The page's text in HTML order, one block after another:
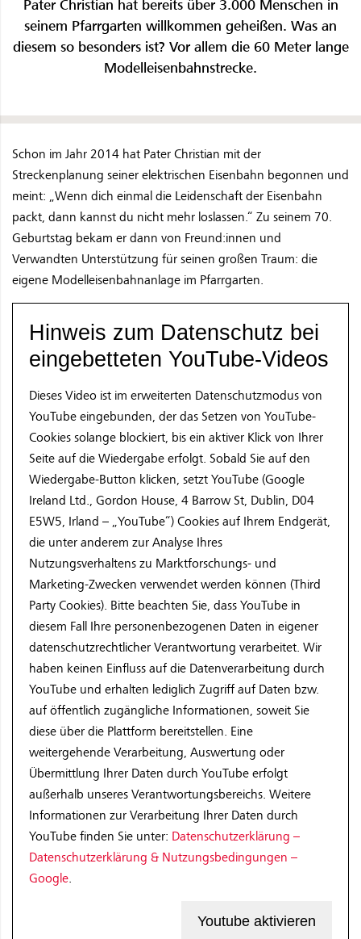
Pater Christian hat bereits über 3.000 Menschen in
seinem Pfarrgarten willkommen geheißen. Was an
diesem so besonders ist? Vor allem die 60 Meter lange
Modelleisenbahnstrecke.
Schon im Jahr 2014 hat Pater Christian mit der
Streckenplanung seiner elektrischen Eisenbahn begonnen und
meint: „Wenn dich einmal die Leidenschaft der Eisenbahn
packt, dann kannst du nicht mehr loslassen.“ Zu seinem 70.
Geburtstag bekam er dann von Freund:innen und
Verwandten Unterstützung für seinen großen Traum: die
eigene Modelleisenbahnanlage im Pfarrgarten.
Hinweis zum Datenschutz bei
eingebetteten YouTube-Videos
Dieses Video ist im erweiterten Datenschutzmodus von
YouTube eingebunden, der das Setzen von YouTube-
Cookies solange blockiert, bis ein aktiver Klick von Ihrer
Seite auf die Wiedergabe erfolgt. Sobald Sie auf den
Wiedergabe-Button klicken, setzt YouTube (Google
Ireland Ltd., Gordon House, 4 Barrow St, Dublin, D04
E5W5, Irland – „YouTube“) Cookies auf Ihrem Endgerät,
die unter anderem zur Analyse Ihres
Nutzungsverhaltens zu Marktforschungs- und
Marketing-Zwecken verwendet werden können (Third
Party Cookies). Bitte beachten Sie, dass YouTube in
diesem Fall Ihre personenbezogenen Daten in eigener
datenschutzrechtlicher Verantwortung verarbeitet. Wir
haben keinen Einfluss auf die Datenverarbeitung durch
YouTube und erhalten lediglich Zugriff auf Daten bzw.
auf öffentlich zugängliche Informationen, soweit Sie
diese über die Plattform bereitstellen. Eine
weitergehende Verarbeitung, Auswertung oder
Übermittlung Ihrer Daten durch YouTube erfolgt
außerhalb unseres Verantwortungsbereichs. Weitere
Informationen zur Verarbeitung Ihrer Daten durch
YouTube finden Sie unter: Datenschutzerklärung –
Datenschutzerklärung & Nutzungsbedingungen –
Google.
Youtube aktivieren